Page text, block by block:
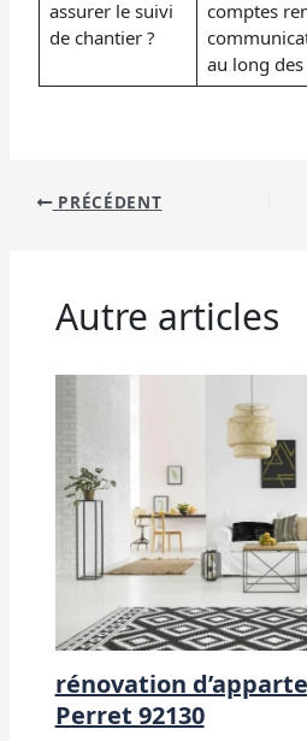
assurer le suivi
de chantier ?
comptes
au long
PRÉCÉDENT
Autre articles
rénovation
Perret 92130